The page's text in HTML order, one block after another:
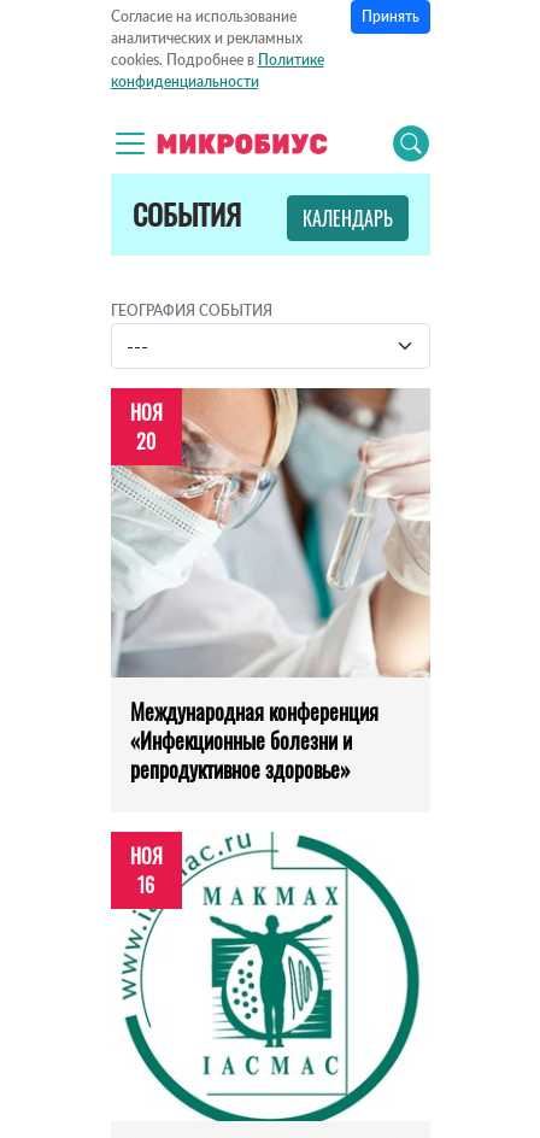
Согласие на использование
аналитических и рекламных
cookies. Подробнее в Политике
конфиденциальности
Принять
СОБЫТИЯ КАЛЕНДАРЬ
ГЕОГРАФИЯ СОБЫТИЯ
НОЯ
20
Международная конференция
«Инфекционные болезни и
репродуктивное здоровье»
НОЯ
16